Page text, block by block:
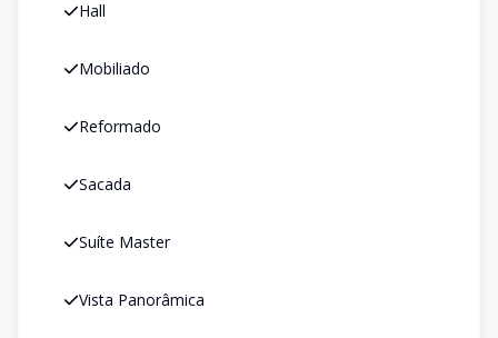
Hall
Mobiliado
Reformado
Sacada
Suíte Master
Vista Panorâmica